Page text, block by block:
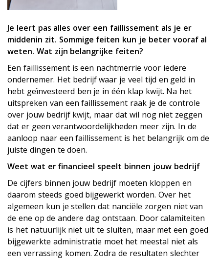
Je leert pas alles over een faillissement als je er
middenin zit. Sommige feiten kun je beter vooraf al
weten. Wat zijn belangrijke feiten?
Een faillissement is een nachtmerrie voor iedere
ondernemer. Het bedrijf waar je veel tijd en geld in
hebt geïnvesteerd ben je in één klap kwijt. Na het
uitspreken van een faillissement raak je de controle
over jouw bedrijf kwijt, maar dat wil nog niet zeggen
dat er geen verantwoordelijkheden meer zijn. In de
aanloop naar een faillissement is het belangrijk om de
juiste dingen te doen.
Weet wat er financieel speelt binnen jouw bedrijf
De cijfers binnen jouw bedrijf moeten kloppen en
daarom steeds goed bijgewerkt worden. Over het
algemeen kun je stellen dat financiële zorgen niet van
de ene op de andere dag ontstaan. Door calamiteiten
is het natuurlijk niet uit te sluiten, maar met een goed
bijgewerkte administratie moet het meestal niet als
een verrassing komen. Zodra de resultaten slechter